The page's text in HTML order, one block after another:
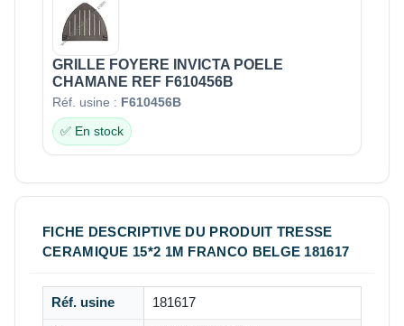
GRILLE FOYERE INVICTA POELE
CHAMANE REF F610456B
Réf. usine : F610456B
✅ En stock
FICHE DESCRIPTIVE DU PRODUIT TRESSE
CERAMIQUE 15*2 1M FRANCO BELGE 181617
Réf. usine 181617